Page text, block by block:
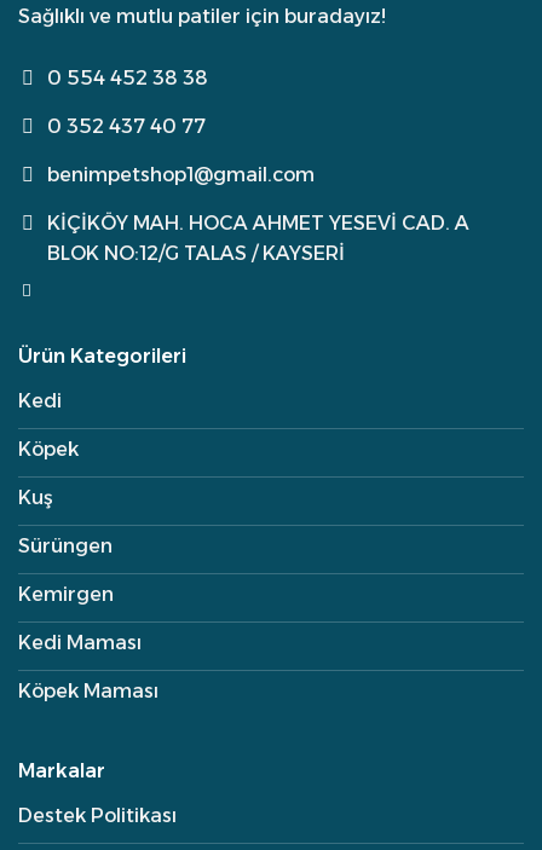
Sağlıklı ve mutlu patiler için buradayız!
0 554 452 38 38
0 352 437 40 77
benimpetshop1@gmail.com
KİÇİKÖY MAH. HOCA AHMET YESEVİ CAD. A
BLOK NO:12/G TALAS / KAYSERİ
Ürün Kategorileri
Kedi
Köpek
Kuş
Sürüngen
Kemirgen
Kedi Maması
Köpek Maması
Markalar
Destek Politikası